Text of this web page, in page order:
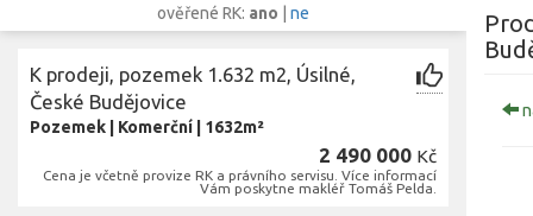
Pozemky
Lokalita
obec Úsilné,okres České Budějovice, Jihočeský kraj
Lokalita
ověřené RK: ano ne
K prodeji, pozemek 1.632 m2, Úsilné,
České Budějovice
Pozemek Komerční 1632m²
2 490 000 Kč
Cena je včetně provize RK a právního servisu. Více informací
Vám poskytne makléř Tomáš Pelda.